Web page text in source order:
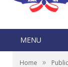
MENU
Home »